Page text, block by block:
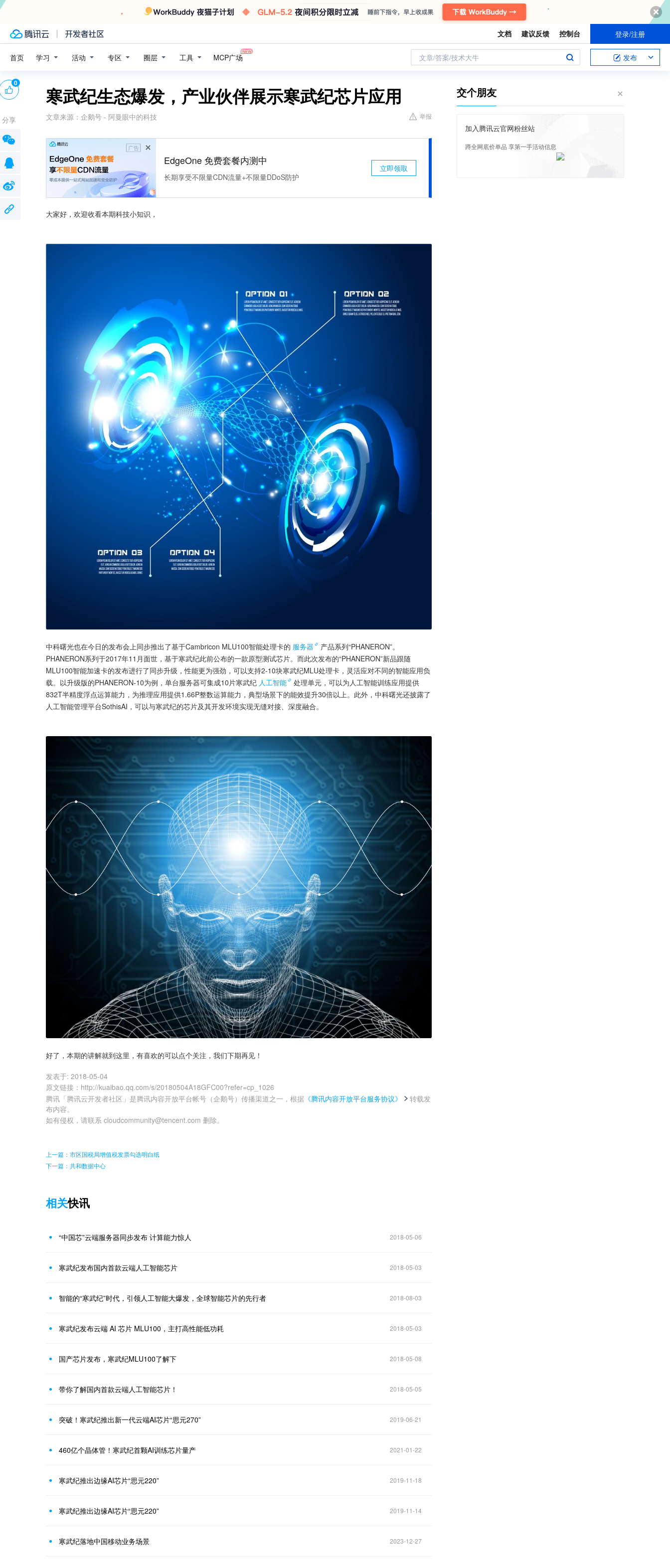
文档 建议反馈 控制台 登录/注册
首页 学习 活动 专区 圈层 工具 MCP广场 文章/答案/技术大牛 发布
寒武纪生态爆发，产业伙伴展示寒武纪芯片应用
文章来源： 企鹅号 - 阿曼眼中的科技 举报
广告
EdgeOne 免费套餐内测中
长期享受不限量CDN流量+不限量DDoS防护
立即领取
大家好，欢迎收看本期科技小知识，
中科曙光也在今日的发布会上同步推出了基于Cambricon MLU100智能处理卡的 服务器
产品系列“PHANERON”。
PHANERON系列于2017年11月面世，基于寒武纪此前公布的一款原型测试芯片。而此次发布的“PHANERON”新品跟随
MLU100智能加速卡的发布进行了同步升级，性能更为强劲，可以支持2-10块寒武纪MLU处理卡，灵活应对不同的智能应用负
载。以升级版的PHANERON-10为例，单台服务器可集成10片寒武纪 人工智能
处理单元，可以为人工智能训练应用提供
832T半精度浮点运算能力，为推理应用提供1.66P整数运算能力，典型场景下的能效提升30倍以上。此外，中科曙光还披露了
人工智能管理平台SothisAI，可以与寒武纪的芯片及其开发环境实现无缝对接、深度融合。
好了，本期的讲解就到这里，有喜欢的可以点个关注，我们下期再见！
发表于: 2018-05-04
原文链接 ： http://kuaibao.qq.com/s/20180504A18GFC00?refer=cp_1026
腾讯「腾讯云开发者社区」是腾讯内容开放平台帐号（企鹅号）传播渠道之一，根据 《腾讯内容开放平台服务协议》
转载发
布内容。
如有侵权，请联系 cloudcommunity@tencent.com 删除。
0
分享
上一篇：市区国税局增值税发票勾选明白纸
下一篇：共和数据中心
相关快讯
“中国芯”云端服务器同步发布 计算能力惊人 2018-05-06
寒武纪发布国内首款云端人工智能芯片 2018-05-03
智能的“寒武纪”时代，引领人工智能大爆发，全球智能芯片的先行者 2018-08-03
寒武纪发布云端 AI 芯片 MLU100，主打高性能低功耗 2018-05-03
国产芯片发布，寒武纪MLU100了解下 2018-05-08
带你了解国内首款云端人工智能芯片！ 2018-05-05
突破！寒武纪推出新一代云端AI芯片“思元270” 2019-06-21
460亿个晶体管！寒武纪首颗AI训练芯片量产 2021-01-22
寒武纪推出边缘AI芯片“思元220” 2019-11-18
寒武纪推出边缘AI芯片“思元220” 2019-11-14
寒武纪落地中国移动业务场景 2023-12-27
交个朋友
加入腾讯云官网粉丝站
蹲全网底价单品 享第一手活动信息